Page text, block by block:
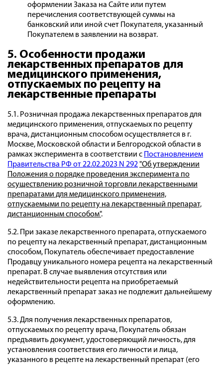
оформлении Заказа на Сайте или путем
перечисления соответствующей суммы на
банковский или иной счет Покупателя, указанный
Покупателем в заявлении на возврат.
5. Особенности продажи
лекарственных препаратов для
медицинского применения,
отпускаемых по рецепту на
лекарственные препараты
5.1. Розничная продажа лекарственных препаратов для
медицинского применения, отпускаемых по рецепту
врача, дистанционным способом осуществляется в г.
Москве, Московской области и Белгородской области в
рамках эксперимента в соответствии с Постановлением
Правительства РФ от 22.02.2023 N 292 "Об утверждении
Положения о порядке проведения эксперимента по
осуществлению розничной торговли лекарственными
препаратами для медицинского применения,
отпускаемыми по рецепту на лекарственный препарат,
дистанционным способом".
5.2. При заказе лекарственного препарата, отпускаемого
по рецепту на лекарственный препарат, дистанционным
способом, Покупатель обеспечивает предоставление
Продавцу уникального номера рецепта на лекарственный
препарат. В случае выявления отсутствия или
недействительности рецепта на приобретаемый
лекарственный препарат заказ не подлежит дальнейшему
оформлению.
5.3. Для получения лекарственных препаратов,
отпускаемых по рецепту врача, Покупатель обязан
предъявить документ, удостоверяющий личность, для
установления соответствия его личности и лица,
указанного в рецепте на лекарственный препарат (его